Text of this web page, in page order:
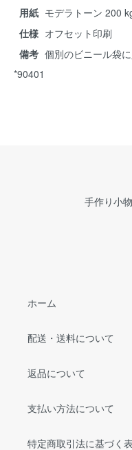
用紙 モデラトーン 200
仕様 オフセット印刷
備考 個別のビニール袋
*90401
手作り小
ホーム
配送・送料について
返品について
支払い方法について
特定商取引法に基づく